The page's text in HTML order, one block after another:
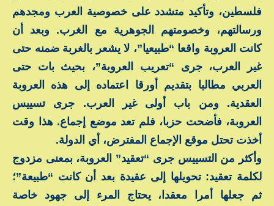
فلسطين، وتأكيد متشدد على خصوصية العرب ومجدهم
ورسالتهم، وخصومتهم الجوهرية مع الغرب. وبعد أن
كانت العروبة واقعا “طبيعيا”، لا يشعر بالغربة ضمنه حتى
غير العرب، جرى “تعريب العروبة”، بحيث بات حتى
العربي مطالبا بتقديم أورقا اعتماده إلى هذه العروبة
العقدية. ومن باب أولى غير العرب. جرى تسييس
العروبة، فأضحت حزبا، فلم تعد موضع إجماع. هذا وقت
أخذت تحتل موقع الإجماع المفترض، أي الدولة.
وأكثر من التسييس جرى “تعقيد” العروبة، بمعنى مزدوج
لكلمة تعقيد: تحويلها إلى عقيدة بعد أن كانت “طبيعة”؛
ثم جعلها أمرا معقدا، يحتاج المرء إلى جهود خاصة